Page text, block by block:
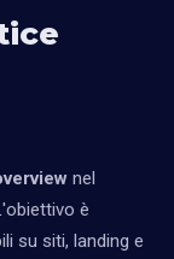
nel
è
su siti, landing e